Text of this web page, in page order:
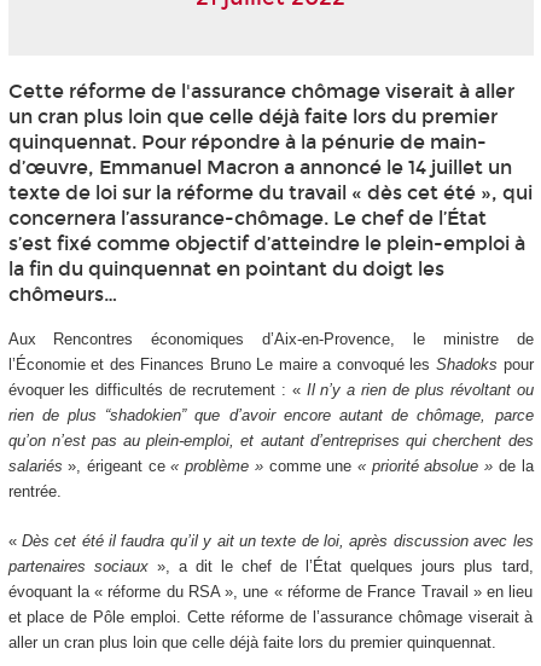
Cette réforme de l'assurance chômage viserait à aller
un cran plus loin que celle déjà faite lors du premier
quinquennat. Pour répondre à la pénurie de main-
d’œuvre, Emmanuel Macron a annoncé le 14 juillet un
texte de loi sur la réforme du travail « dès cet été », qui
concernera l’assurance-chômage. Le chef de l’État
s’est fixé comme objectif d’atteindre le plein-emploi à
la fin du quinquennat en pointant du doigt les
chômeurs…
Aux Rencontres économiques d’Aix-en-Provence, le ministre de
l’Économie et des Finances Bruno Le maire a convoqué les Shadoks pour
évoquer les difficultés de recrutement : «Il n’y a rien de plus révoltant ou
rien de plus “shadokien” que d’avoir encore autant de chômage, parce
qu’on n’est pas au plein-emploi, et autant d’entreprises qui cherchent des
salariés», érigeant ce« problème »comme une « priorité absolue » de la
rentrée.
« Dès cet été il faudra qu’il y ait un texte de loi, après discussion avec les
partenaires sociaux», a dit le chef de l’État quelques jours plus tard,
évoquant la « réforme du RSA », une « réforme de France Travail » en lieu
et place de Pôle emploi. Cette réforme de l’assurance chômage viserait à
aller un cran plus loin que celle déjà faite lors du premier quinquennat.